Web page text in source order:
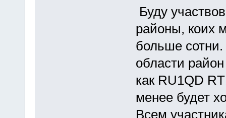
Буду
районы, коих
больше
области
как RU1QD
менее будет
Всем